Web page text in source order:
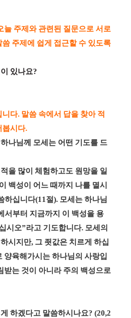
늘 주제와 관련된 질문으로 서로
주제에 쉽게 접근할 수 있도록
있나요?
니다. 말씀 속에서 답을 찾아 적
봅시다.
나님께 모세는 어떤 기도를 드
을 많이 체험하고도 원망을 일
이 백성이 어느 때까지 나를 멸시
하십니다(11 절). 모세는 하나님
서부터 지금까지 이 백성을 용
시오”라고 기도합니다. 모세의
시지만, 그 죗값은 치르게 하십
양육해가시는 하나님의 사랑입
받는 것이 아니라 주의 백성으로
하겠다고 말씀하시나요? (20,2